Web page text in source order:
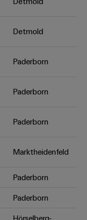
Digital
neuen Niveau
schnell
Detmold
Paderborn
Paderborn
Paderborn
Marktheidenfeld
Paderborn
Paderborn